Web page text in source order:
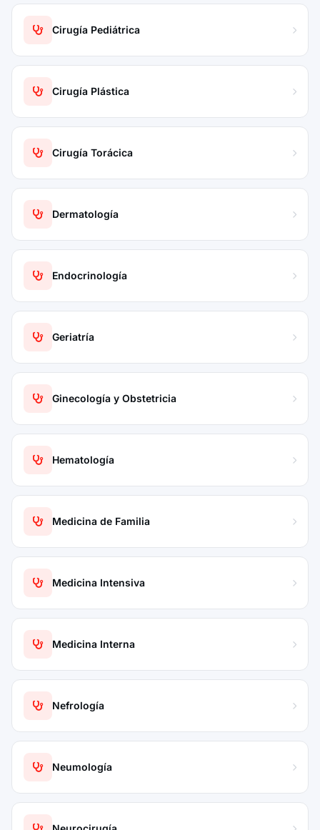
Cirugía Pediátrica
Cirugía Plástica
Cirugía Torácica
Dermatología
Endocrinología
Geriatría
Ginecología y Obstetricia
Hematología
Medicina de Familia
Medicina Intensiva
Medicina Interna
Nefrología
Neumología